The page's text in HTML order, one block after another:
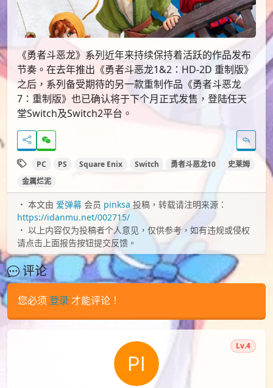
《勇者斗恶龙》系列近年来持续保持着活跃的作品发布
节奏。在去年推出《勇者斗恶龙1&2：HD-2D 重制版》
之后，系列备受期待的另一款重制作品《勇者斗恶龙
7：重制版》也已确认将于下个月正式发售，登陆任天
堂Switch及Switch2平台。
PC PS Square Enix Switch 勇者斗恶龙10
史莱姆
金属烂泥
本文由 爱弹幕 会员 pinksa 投稿，转载请注明来源：
https://idanmu.net/002715/
以上内容仅为投稿者个人意见，仅供参考，如有违规或侵权
请点击上面报告按钮提交反馈。
评论
您必须 登录 才能评论！
Lv.4